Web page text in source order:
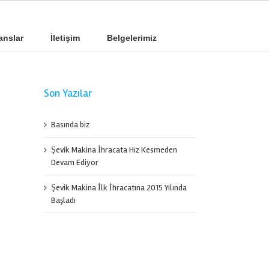
İletişim Belgelerimiz
Son Yazılar
Basında biz
Şevik Makina İhracata Hız Kesmeden
Devam Ediyor
Şevik Makina İlk İhracatına 2015 Yılında
Başladı